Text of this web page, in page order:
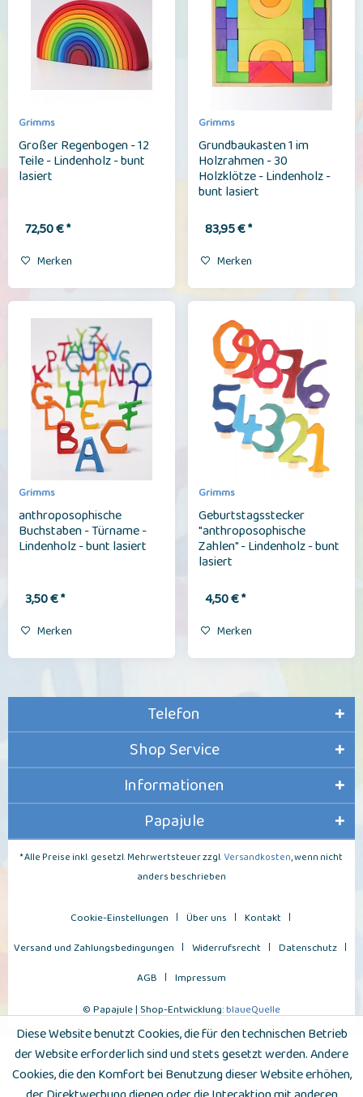
Grimms
Großer Regenbogen - 12
Teile - Lindenholz - bunt
lasiert
72,50 € *
Merken
Grimms
Grundbaukasten 1 im
Holzrahmen - 30
Holzklötze - Lindenholz -
bunt lasiert
83,95 € *
Merken
Grimms
anthroposophische
Buchstaben - Türname -
Lindenholz - bunt lasiert
3,50 € *
Merken
Grimms
Geburtstagsstecker
"anthroposophische
Zahlen" - Lindenholz - bunt
lasiert
4,50 € *
Merken
Telefon
Shop Service
Informationen
Papajule
* Alle Preise inkl. gesetzl. Mehrwertsteuer zzgl. Versandkosten, wenn nicht
anders beschrieben
Cookie-Einstellungen Über uns
Kontakt
Versand und Zahlungsbedingungen
Widerrufsrecht
Datenschutz
AGB
Impressum
© Papajule | Shop-Entwicklung:blaueQuelle
Diese Website benutzt Cookies, die für den technischen Betrieb
der Website erforderlich sind und stets gesetzt werden. Andere
Cookies, die den Komfort bei Benutzung dieser Website erhöhen,